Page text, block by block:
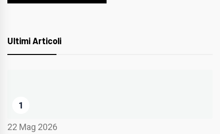
Ultimi Articoli
1
22 Mag 2026